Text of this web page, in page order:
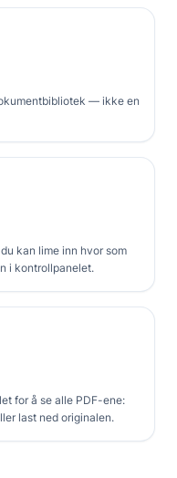
— ikke en
kan lime inn hvor som
i kontrollpanelet.
for å se alle PDF-ene:
last ned originalen.